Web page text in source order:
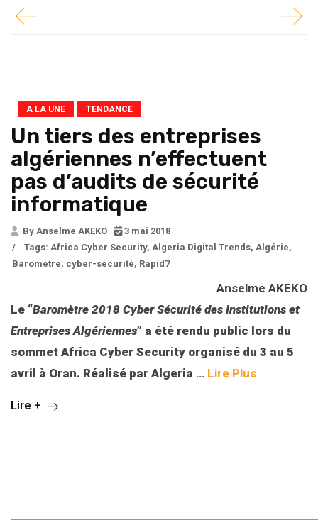
A LA UNE TENDANCE
Un tiers des entreprises
algériennes n’effectuent
pas d’audits de sécurité
informatique
By Anselme AKEKO
3 mai 2018
/
Tags: Africa Cyber Security, Algeria Digital Trends, Algérie,
Baromètre, cyber-sécurité, Rapid7
Anselme AKEKO
Le “Baromètre 2018 Cyber Sécurité des Institutions et
Entreprises Algériennes” a été rendu public lors du
sommet Africa Cyber Security organisé du 3 au 5
avril à Oran. Réalisé par Algeria … Lire Plus
Lire +